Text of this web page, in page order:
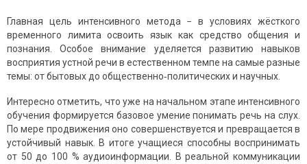
Главная цель интенсивного метода − в условиях жёсткого
временного лимита освоить язык как средство общения и
познания. Особое внимание уделяется развитию навыков
восприятия устной речи в естественном темпе на самые разные
темы: от бытовых до общественно‑политических и научных.
Интересно отметить, что уже на начальном этапе интенсивного
обучения формируется базовое умение понимать речь на слух.
По мере продвижения оно совершенствуется и превращается в
устойчивый навык. В итоге учащиеся способны воспринимать
от 50 до 100 % аудиоинформации. В реальной коммуникации